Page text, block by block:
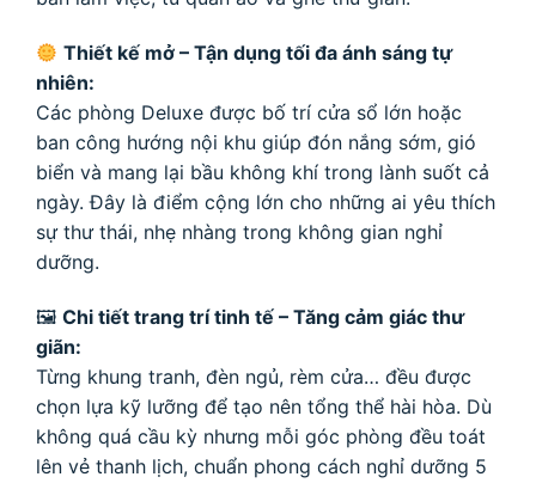
Thiết kế mở – Tận dụng tối đa ánh sáng tự
nhiên:
Các phòng Deluxe được bố trí cửa sổ lớn hoặc
ban công hướng nội khu giúp đón nắng sớm, gió
biển và mang lại bầu không khí trong lành suốt cả
ngày. Đây là điểm cộng lớn cho những ai yêu thích
sự thư thái, nhẹ nhàng trong không gian nghỉ
dưỡng.
🖼 Chi tiết trang trí tinh tế – Tăng cảm giác thư
giãn:
Từng khung tranh, đèn ngủ, rèm cửa… đều được
chọn lựa kỹ lưỡng để tạo nên tổng thể hài hòa. Dù
không quá cầu kỳ nhưng mỗi góc phòng đều toát
lên vẻ thanh lịch, chuẩn phong cách nghỉ dưỡng 5